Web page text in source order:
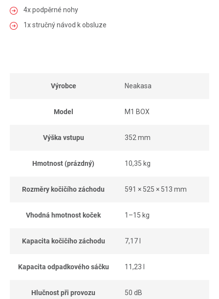
4x podpěrné nohy
1x stručný návod k obsluze
Výrobce Neakasa
Model M1 BOX
Výška vstupu 352 mm
Hmotnost (prázdný) 10,35 kg
Rozměry kočičího záchodu 591 × 525 × 513 mm
Vhodná hmotnost koček 1–15 kg
Kapacita kočičího záchodu 7,17 l
Kapacita odpadkového sáčku 11,23 l
Hlučnost při provozu 50 dB